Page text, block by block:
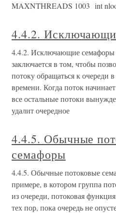
MAXNTHREADS 1003 int
4.4.2.
4.4.2. Исключающие
заключается в том, чтобы
потоку обращаться к очереди
времени. Когда поток
все остальные потоки
удалит очередное
4.4.5. Обычные
семафоры
4.4.5. Обычные потоковые
примере, в котором группа
из очереди, потоковая
тех пор, пока очередь не